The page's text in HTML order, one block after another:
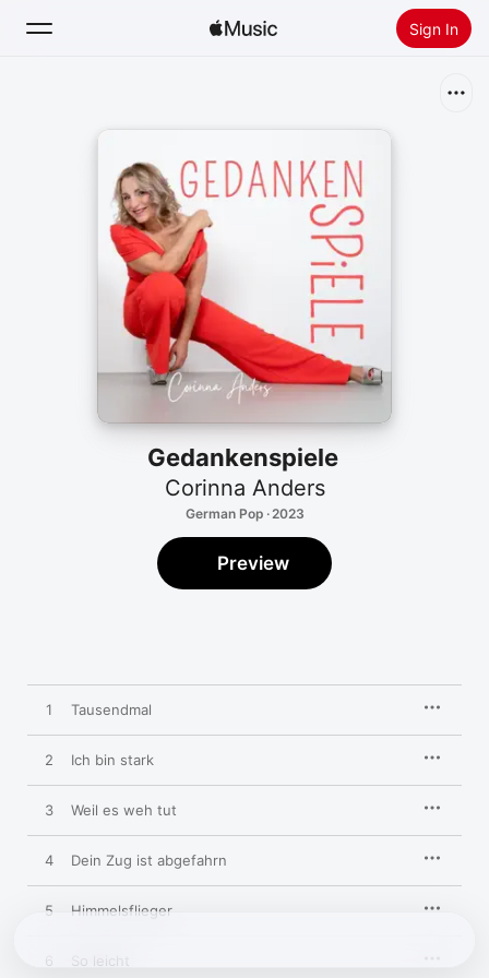
Sign In
Install Apple Music
Gedankenspiele
Corinna Anders
German Pop · 2023
Preview
1 Tausendmal
2 Ich bin stark
3 Weil es weh tut
4 Dein Zug ist abgefahrn
5 Himmelsflieger
6 So leicht